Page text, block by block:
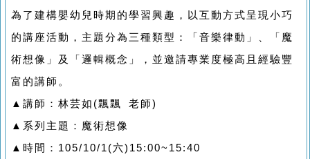
為了建構嬰幼兒時期的學習興趣，以互動方式呈現小巧
的講座活動，主題分為三種類型：「音樂律動」、「魔
術想像」及「邏輯概念」，並邀請專業度極高且經驗豐
富的講師。
▲講師：林芸如(飄飄 老師)
▲系列主題：魔術想像
▲時間：105/10/1(六)15:00~15:40